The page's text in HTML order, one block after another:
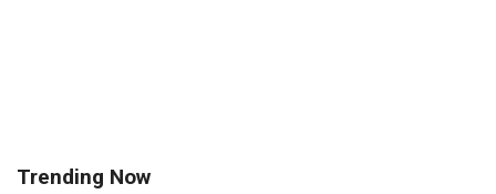
Trending Now